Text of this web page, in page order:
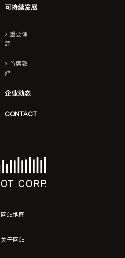
可持续发展
重要课
题
首席致
辞
企业动态
CONTACT
网站地图
关于网站